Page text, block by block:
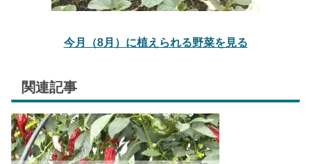
今月（8月）に植えられる野菜を見る
関連記事